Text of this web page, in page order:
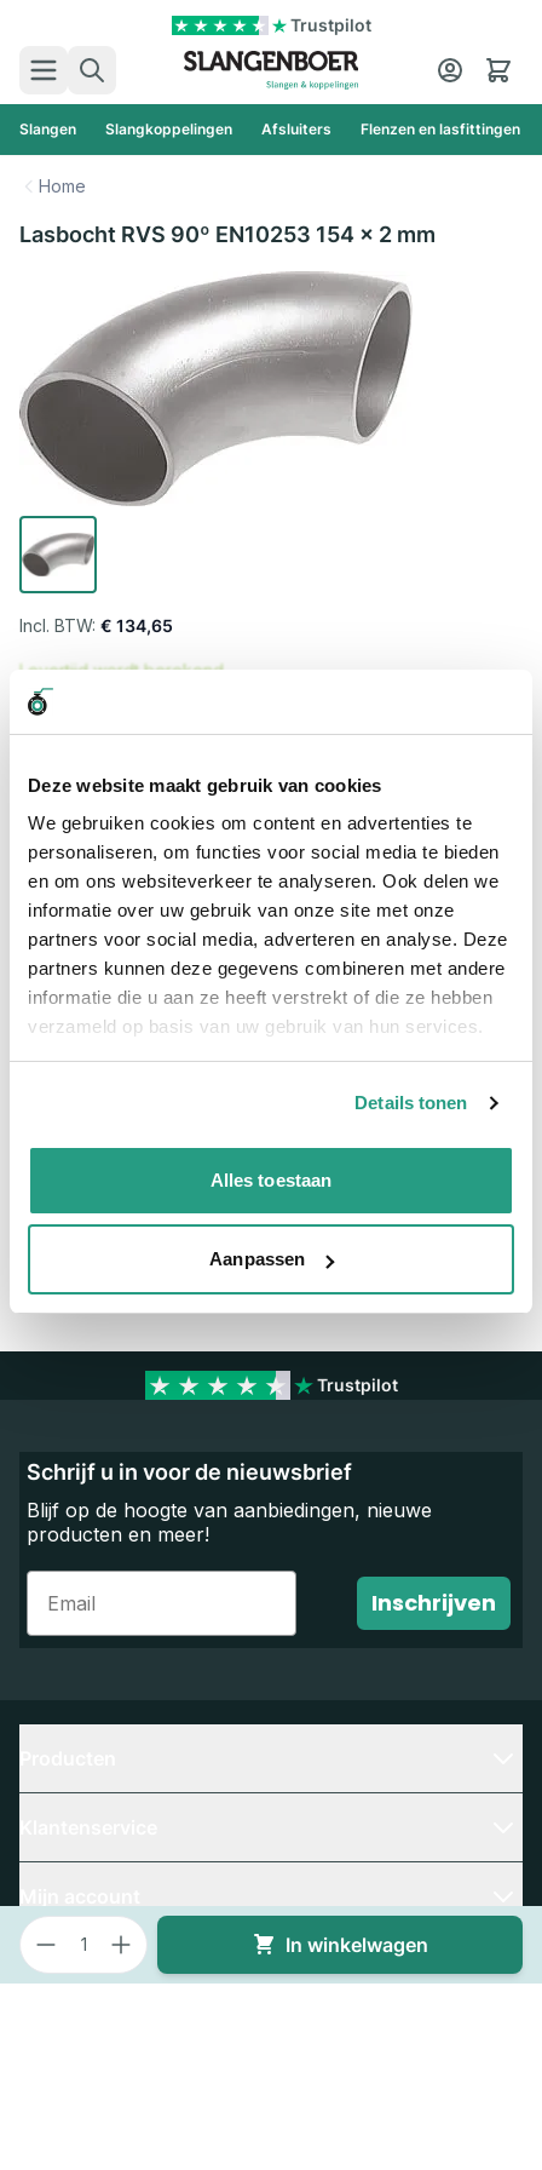
Deze website maakt gebruik van cookies
We gebruiken cookies om content en advertenties te
personaliseren, om functies voor social media te bieden
en om ons websiteverkeer te analyseren. Ook delen we
informatie over uw gebruik van onze site met onze
partners voor social media, adverteren en analyse. Deze
partners kunnen deze gegevens combineren met andere
informatie die u aan ze heeft verstrekt of die ze hebben
verzameld op basis van uw gebruik van hun services.
Details tonen
Alles toestaan
Aanpassen
Trustpilot
Zoek
Cart
Slangen Slangkoppelingen Afsluiters Flenzen en lasfittingen
Home
Lasbocht RVS 90º EN10253 154 x 2 mm
€ 134,65
Aantal
In winkelwagen
Levertijd wordt berekend...
Professioneel advies
Hoge klantbeoordelingen: 9/10
Snelle levering
Snel naar
Meer informatie
Meer informatie
We zijn beschikbaar van ma t/m vr van 08:00 tot 17:00 uur.
Neem contact met ons op
Trustpilot
Schrijf u in voor de nieuwsbrief
Blijf op de hoogte van aanbiedingen, nieuwe
producten en meer!
Email
Inschrijven
Contact